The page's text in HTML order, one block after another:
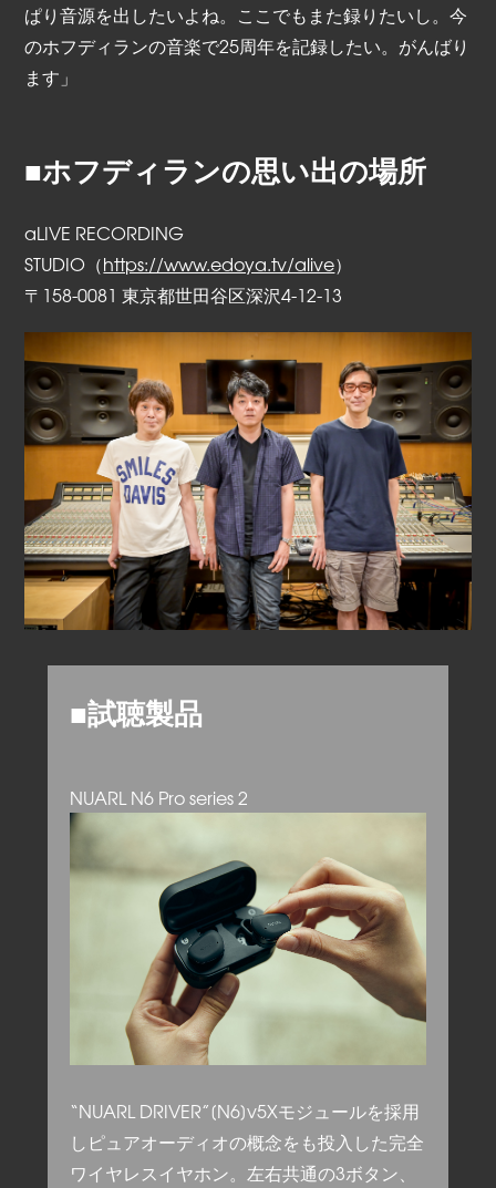
ぱり音源を出したいよね。ここでもまた録りたいし。今
のホフディランの音楽で25周年を記録したい。がんばり
ます」
■ホフディランの思い出の場所
aLIVE RECORDING
STUDIO（https://www.edoya.tv/alive）
〒158-0081 東京都世田谷区深沢4-12-13
■試聴製品
NUARL N6 Pro series 2
“NUARL DRIVER”[N6]v5Xモジュールを採用
しピュアオーディオの概念をも投入した完全
ワイヤレスイヤホン。左右共通の3ボタン、